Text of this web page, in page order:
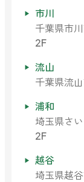
市川
千葉県市
2F
流山
千葉県流
浦和
埼玉県さ
2F
越谷
埼玉県越